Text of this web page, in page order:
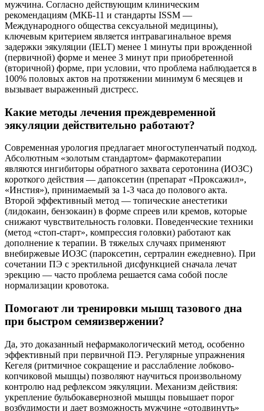
мужчина. Согласно действующим клиническим
рекомендациям (МКБ-11 и стандарты ISSM —
Международного общества сексуальной медицины),
ключевым критерием является интравагинальное время
задержки эякуляции (IELT) менее 1 минуты при врожденной
(первичной) форме и менее 3 минут при приобретенной
(вторичной) форме, при условии, что проблема наблюдается в
100% половых актов на протяжении минимум 6 месяцев и
вызывает выраженный дистресс.
Какие методы лечения преждевременной
эякуляции действительно работают?
Современная урология предлагает многоступенчатый подход.
Абсолютным «золотым стандартом» фармакотерапии
являются ингибиторы обратного захвата серотонина (ИОЗС)
короткого действия — дапоксетин (препарат «Проксажил»,
«Инстия»), принимаемый за 1-3 часа до полового акта.
Второй эффективный метод — топические анестетики
(лидокаин, бензокаин) в форме спреев или кремов, которые
снижают чувствительность головки. Поведенческие техники
(метод «стоп-старт», компрессия головки) работают как
дополнение к терапии. В тяжелых случаях применяют
внебиржевые ИОЗС (пароксетин, сертралин ежедневно). При
сочетании ПЭ с эректильной дисфункцией сначала лечат
эрекцию — часто проблема решается сама собой после
нормализации кровотока.
Помогают ли тренировки мышц тазового дна
при быстром семяизвержении?
Да, это доказанный нефармакологический метод, особенно
эффективный при первичной ПЭ. Регулярные упражнения
Кегеля (ритмичное сокращение и расслабление лобково-
копчиковой мышцы) позволяют научиться произвольному
контролю над рефлексом эякуляции. Механизм действия:
укрепление бульбокавернозной мышцы повышает порог
возбудимости и дает возможность мужчине «отодвинуть»